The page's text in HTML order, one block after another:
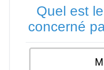
Quel est
concerné